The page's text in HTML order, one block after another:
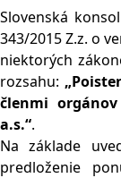
Slovenská
343/2015 Z.z. o
niektorých
rozsahu:
členmi
a.s.“.
Na základe
predloženie